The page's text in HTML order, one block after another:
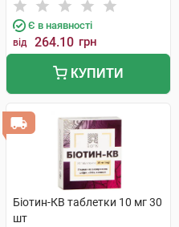
Є в наявності
від 264.10 грн
КУПИТИ
Біотин-КВ таблетки 10 мг 30
шт